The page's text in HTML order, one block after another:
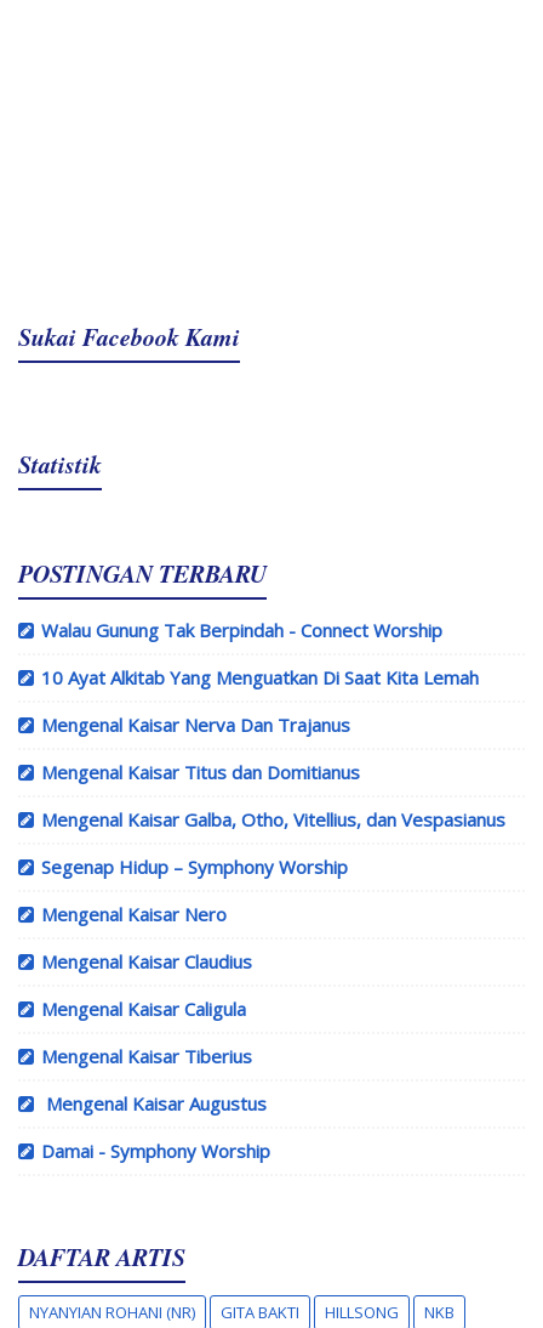
Sukai Facebook Kami
Statistik
POSTINGAN TERBARU
Walau Gunung Tak Berpindah - Connect Worship
10 Ayat Alkitab Yang Menguatkan Di Saat Kita Lemah
Mengenal Kaisar Nerva Dan Trajanus
Mengenal Kaisar Titus dan Domitianus
Mengenal Kaisar Galba, Otho, Vitellius, dan Vespasianus
Segenap Hidup – Symphony Worship
Mengenal Kaisar Nero
Mengenal Kaisar Claudius
Mengenal Kaisar Caligula
Mengenal Kaisar Tiberius
Mengenal Kaisar Augustus
Damai - Symphony Worship
DAFTAR ARTIS
NYANYIAN ROHANI (NR) GITA BAKTI HILLSONG
NKB